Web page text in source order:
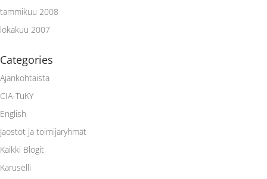
tammikuu 2008
lokakuu 2007
Categories
Ajankohtaista
CIA-TuKY
English
Jaostot ja toimijaryhmät
Kaikki Blogit
Karuselli